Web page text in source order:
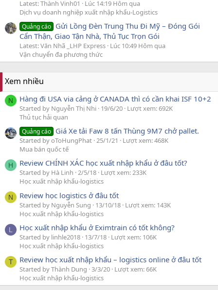
Latest: Thành Vinh01
Lúc 14:19 Hôm qua
Dịch vụ doanh nghiệp xuất nhập khẩu-Logistics
Quảng cáo Gửi Lồng Đèn Trung Thu Đi Mỹ – Đóng Gói
Cẩn Thận, Giao Tận Nhà, Thủ Tục Trọn Gói
Latest: Văn Nhã _LHP Express Lúc 10:49 Hôm qua
Vận chuyển đa phương thức
Xem nhiều
N Hàng đi USA via cảng ở CANADA thì có cần khai ISF 10+2
Started by Nguyễn Thị Nhi 19/6/20 Lượt xem: 692K
Thủ tục hải quan
Quảng cáo Giá Xe tải Faw 8 tấn Thùng 9M7 chở pallet.
Started by oToHungPhat 25/1/21
Lượt xem: 468K
Mua bán quốc tế
H Review CHÍNH XÁC học xuất nhập khẩu ở đâu tốt?
Started by Hà Linh 2/5/18 Lượt xem: 233K
Học xuất nhập khẩu-logistics
N Review học logistics ở đâu tốt
Started by Nguyễn Sung 13/10/18 Lượt xem: 143K
Học xuất nhập khẩu-logistics
L Học xuất nhập khẩu ở Eximtrain có tốt không?
Started by linhle2018 13/7/18 Lượt xem: 106K
Học xuất nhập khẩu-logistics
T Review học xuất nhập khẩu – logistics online ở đâu tốt
Started by Thành Dung 3/3/20 Lượt xem: 66K
Học xuất nhập khẩu-logistics